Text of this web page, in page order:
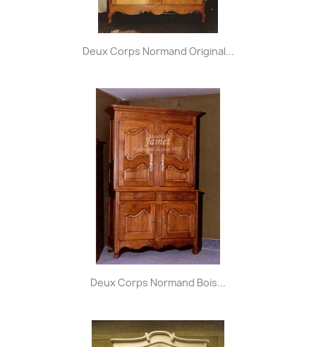
Deux Corps Normand Original...
Deux Corps Normand Bois...